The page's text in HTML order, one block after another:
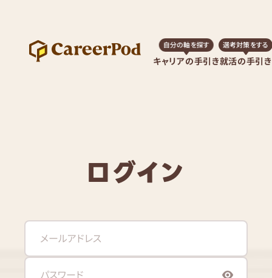
キャリアの手引き
自分の軸を探す
就活の手引き
選考対策をする
ログイン